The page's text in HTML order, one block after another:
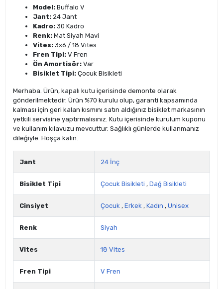
Model: Buffalo V
Jant: 24 Jant
Kadro: 30 Kadro
Renk: Mat Siyah Mavi
Vites: 3x6 / 18 Vites
Fren Tipi: V Fren
Ön Amortisör: Var
Bisiklet Tipi: Çocuk Bisikleti
Merhaba. Ürün, kapalı kutu içerisinde demonte olarak
gönderilmektedir. Ürün %70 kurulu olup, garanti kapsamında
kalması için geri kalan kısmını satın aldığınız bisiklet markasının
yetkili servisine yaptırmalısınız. Kutu içerisinde kurulum kuponu
ve kullanım kılavuzu mevcuttur. Sağlıklı günlerde kullanmanız
dileğiyle. Hoşça kalın.
Jant 24 İnç
Bisiklet Tipi Çocuk Bisikleti , Dağ Bisikleti
Cinsiyet Çocuk , Erkek , Kadın , Unisex
Renk Siyah
Vites 18 Vites
Fren Tipi V Fren